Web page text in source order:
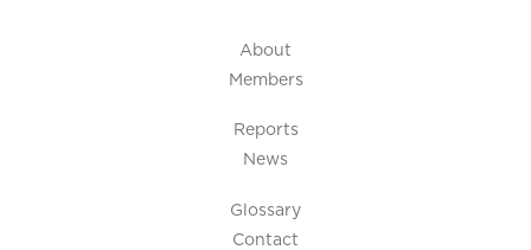
About
Members
Reports
News
Glossary
Contact